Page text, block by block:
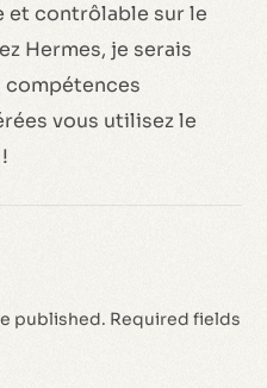
et contrôlable sur le
Hermes, je serais
compétences
vous utilisez le
published. Required fields